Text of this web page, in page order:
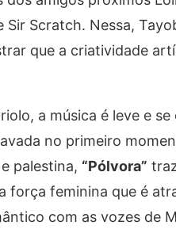
Scratch. Nessa,
que a criatividade
a música é leve e
no primeiro
palestina, “Pólvora”
força feminina que é
com as vozes de